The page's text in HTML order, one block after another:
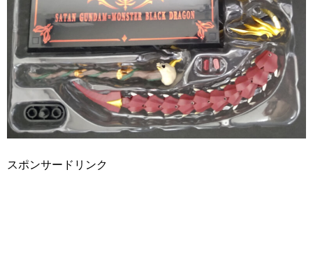
スポンサードリンク